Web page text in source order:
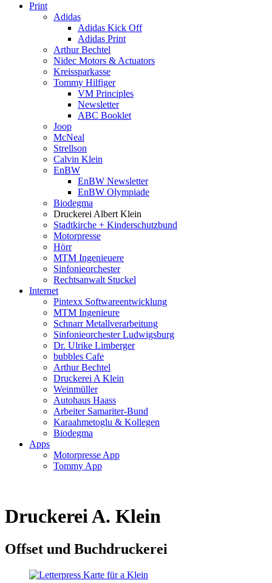
Print
Adidas
Adidas Kick Off
Adidas Print
Arthur Bechtel
Nidec Motors & Actuators
Kreissparkasse
Tommy Hilfiger
VM Principles
Newsletter
ABC Booklet
Joop
McNeal
Strellson
Calvin Klein
EnBW
EnBW Newsletter
EnBW Olympiade
Biodegma
Druckerei Albert Klein
Stadtkirche + Kinderschutzbund
Motorpresse
Hörr
MTM Ingenieuere
Sinfonieorchester
Rechtsanwalt Stuckel
Internet
Pintexx Softwareentwicklung
MTM Ingenieure
Schnarr Metallverarbeitung
Sinfonieorchester Ludwigsburg
Dr. Ulrike Limberger
bubbles Cafe
Arthur Bechtel
Druckerei A Klein
Weinmüller
Autohaus Haass
Arbeiter Samariter-Bund
Karaahmetoglu & Kollegen
Biodegma
Apps
Motorpresse App
Tommy App
Druckerei A. Klein
Offset und Buchdruckerei